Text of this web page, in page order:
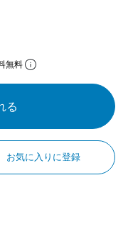
無料
る
お気に入りに登録